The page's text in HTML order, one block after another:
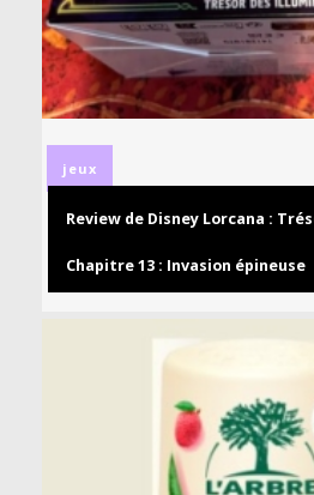
jeux
Review de Disney Lorcana :
Chapitre 13 : Invasion épineuse